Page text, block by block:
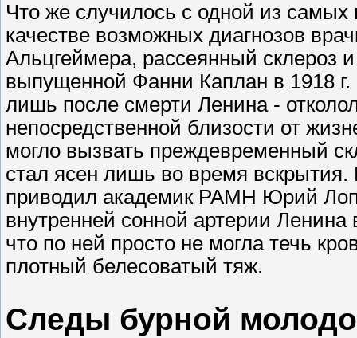
Что же случилось с одной из
качестве возможных диагнозов
Альцгеймера, рассеянный склероз
выпущенной Фанни Каплан в 1918 г.
лишь после смерти Ленина -
непосредственной близости от
могло вызвать преждевременный
стал ясен лишь во время вскрытия.
приводил академик РАМН Юрий
внутренней сонной артерии
что по ней просто не могла течь
плотный белесоватый тяж.
Следы бурной